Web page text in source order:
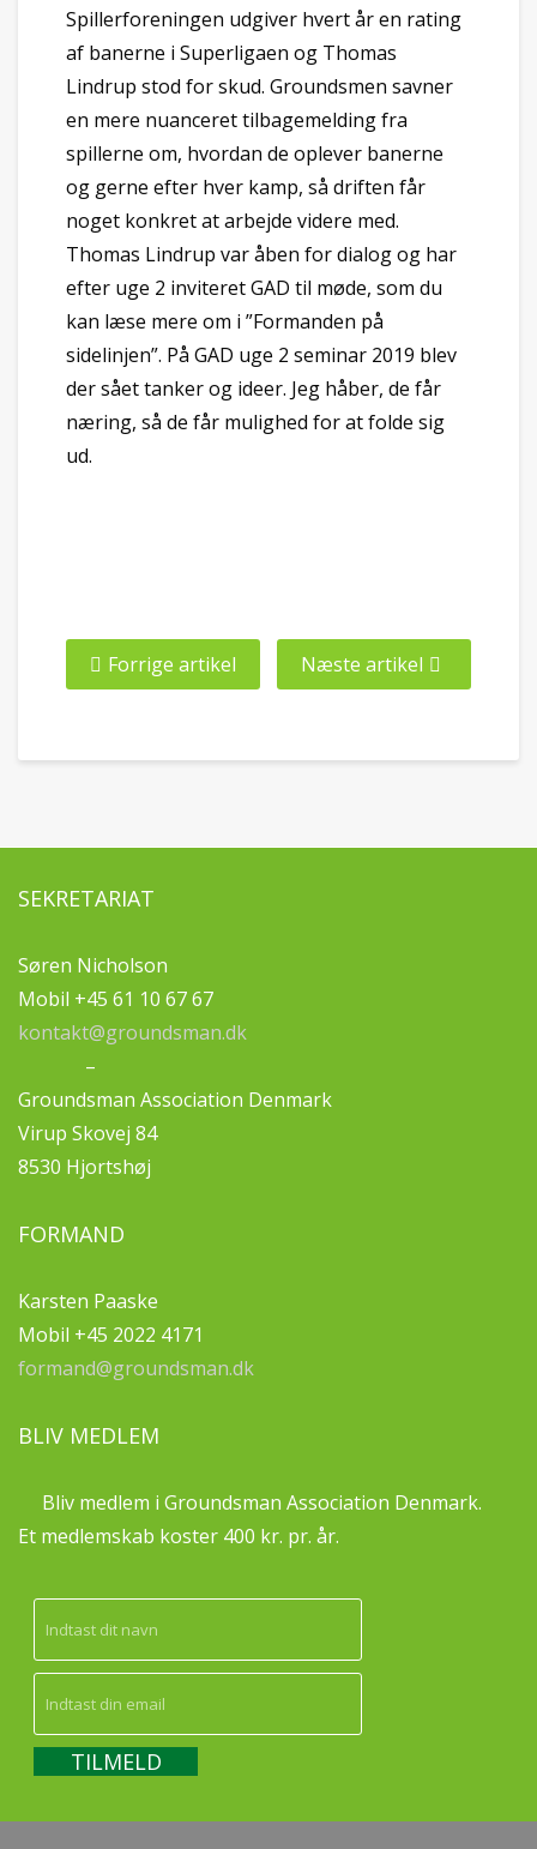
Spillerforeningen udgiver hvert år en rating
af banerne i Superligaen og Thomas
Lindrup stod for skud. Groundsmen savner
en mere nuanceret tilbagemelding fra
spillerne om, hvordan de oplever banerne
og gerne efter hver kamp, så driften får
noget konkret at arbejde videre med.
Thomas Lindrup var åben for dialog og har
efter uge 2 inviteret GAD til møde, som du
kan læse mere om i ”Formanden på
sidelinjen”. På GAD uge 2 seminar 2019 blev
der sået tanker og ideer. Jeg håber, de får
næring, så de får mulighed for at folde sig
ud.
Forrige artikel Næste artikel
SEKRETARIAT
Søren Nicholson
Mobil +45 61 10 67 67
kontakt@groundsman.dk
–
Groundsman Association Denmark
Virup Skovej 84
8530 Hjortshøj
FORMAND
Karsten Paaske
Mobil +45 2022 4171
formand@groundsman.dk
BLIV MEDLEM
Bliv medlem i Groundsman Association Denmark.
Et medlemskab koster 400 kr. pr. år.